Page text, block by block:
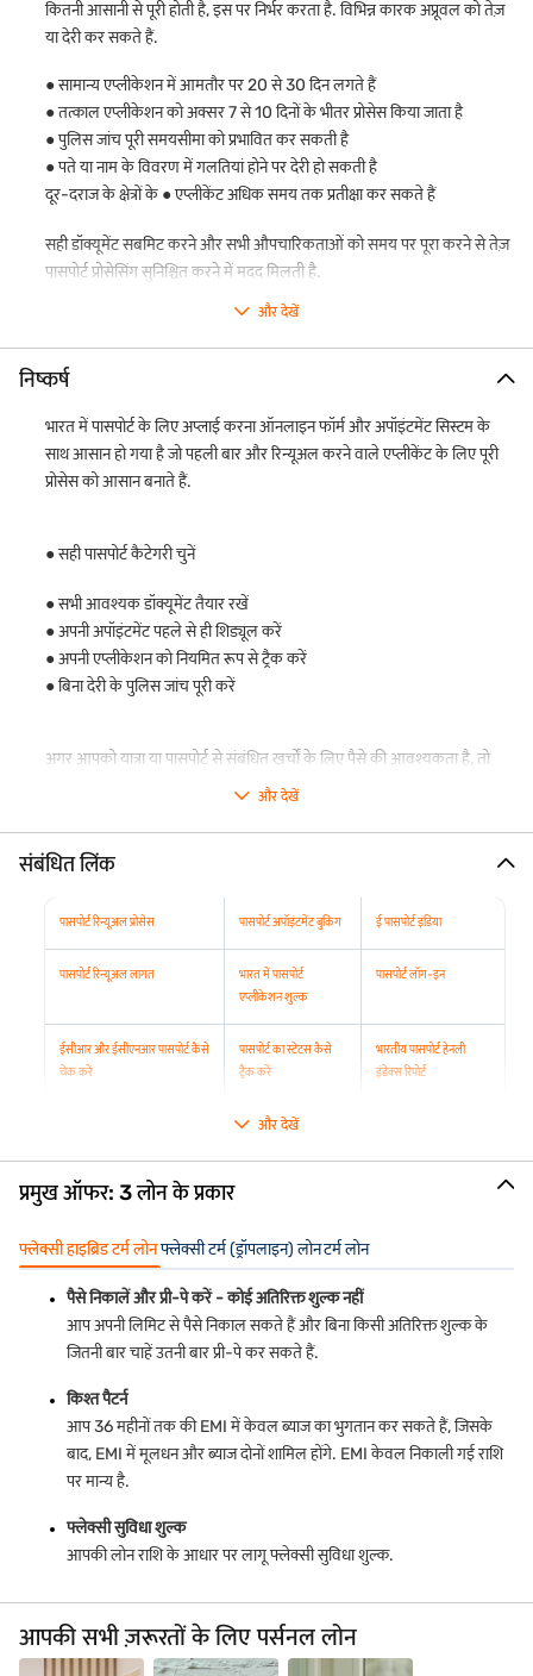
कितनी आसानी से पूरी होती है, इस पर निर्भर करता है. विभिन्न कारक अप्रूवल को तेज़
या देरी कर सकते हैं.
● सामान्य एप्लीकेशन में आमतौर पर 20 से 30 दिन लगते हैं
● तत्काल एप्लीकेशन को अक्सर 7 से 10 दिनों के भीतर प्रोसेस किया जाता है
● पुलिस जांच पूरी समयसीमा को प्रभावित कर सकती है
● पते या नाम के विवरण में गलतियां होने पर देरी हो सकती है
दूर-दराज के क्षेत्रों के ● एप्लीकेंट अधिक समय तक प्रतीक्षा कर सकते हैं
सही डॉक्यूमेंट सबमिट करने और सभी औपचारिकताओं को समय पर पूरा करने से तेज़
पासपोर्ट प्रोसेसिंग सुनिश्चित करने में मदद मिलती है.
और देखें
निष्कर्ष
भारत में पासपोर्ट के लिए अप्लाई करना ऑनलाइन फॉर्म और अपॉइंटमेंट सिस्टम के
साथ आसान हो गया है जो पहली बार और रिन्यूअल करने वाले एप्लीकेंट के लिए पूरी
प्रोसेस को आसान बनाते हैं.
● सही पासपोर्ट कैटेगरी चुनें
● सभी आवश्यक डॉक्यूमेंट तैयार रखें
● अपनी अपॉइंटमेंट पहले से ही शिड्यूल करें
● अपनी एप्लीकेशन को नियमित रूप से ट्रैक करें
● बिना देरी के पुलिस जांच पूरी करें
अगर आपको यात्रा या पासपोर्ट से संबंधित खर्चों के लिए पैसे की आवश्यकता है, तो
के लिए ऑनलाइन अप्लाई करने से लागत को आसानी से मैनेज करने में
और देखें
संबंधित लिंक
पासपोर्ट रिन्यूअल प्रोसेस पासपोर्ट अपॉइंटमेंट बुकिंग ई पासपोर्ट इंडिया
पासपोर्ट रिन्यूअल लागत
भारत में पासपोर्ट
एप्लीकेशन शुल्क
पासपोर्ट लॉग-इन
ईसीआर और ईसीएनआर पासपोर्ट कैसे
चेक करें
पासपोर्ट का स्टेटस कैसे
ट्रैक करें
भारतीय पासपोर्ट हेनली
इंडेक्स रिपोर्ट
और देखें
प्रमुख ऑफर: 3 लोन के प्रकार
फ्लेक्सी हाइब्रिड टर्म लोनफ्लेक्सी टर्म (ड्रॉपलाइन) लोनटर्म लोन
पैसे निकालें और प्री-पे करें - कोई अतिरिक्त शुल्क नहीं
आप अपनी लिमिट से पैसे निकाल सकते हैं और बिना किसी अतिरिक्त शुल्क के
जितनी बार चाहें उतनी बार प्री-पे कर सकते हैं.
किश्त पैटर्न
आप 36 महीनों तक की EMI में केवल ब्याज का भुगतान कर सकते हैं, जिसके
बाद, EMI में मूलधन और ब्याज दोनों शामिल होंगे. EMI केवल निकाली गई राशि
पर मान्य है.
फ्लेक्सी सुविधा शुल्क
आपकी लोन राशि के आधार पर लागू फ्लेक्सी सुविधा शुल्क.
आपकी सभी ज़रूरतों के लिए पर्सनल लोन